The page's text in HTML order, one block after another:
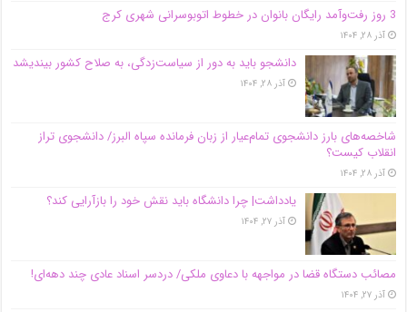
3 روز رفت‌وآمد رایگان بانوان در خطوط اتوبوسرانی شهری کرج
آذر ۲۸, ۱۴۰۴
دانشجو باید به دور از سیاست‌زدگی، به صلاح کشور بیندیشد
آذر ۲۸, ۱۴۰۴
شاخصه‌های بارز دانشجوی تمام‌عیار از زبان فرمانده سپاه البرز/ دانشجوی تراز
انقلاب کیست؟
آذر ۲۸, ۱۴۰۴
یادداشت| چرا دانشگاه باید نقش خود را بازآرایی کند؟
آذر ۲۷, ۱۴۰۴
مصائب دستگاه قضا در مواجهه با دعاوی ملکی/ دردسر اسناد عادی چند‌ دهه‌ای!
آذر ۲۷, ۱۴۰۴